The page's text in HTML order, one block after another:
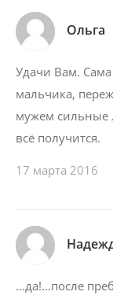
Ольга
Удачи Вам.
мальчика,
мужем сильные
всё получится.
17 марта 2016
…да!…после